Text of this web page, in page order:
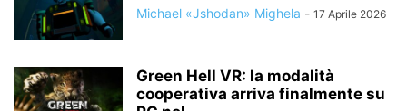
Michael «Jshodan» Mighela - 17 Aprile 2026
Green Hell VR: la modalità
cooperativa arriva finalmente su